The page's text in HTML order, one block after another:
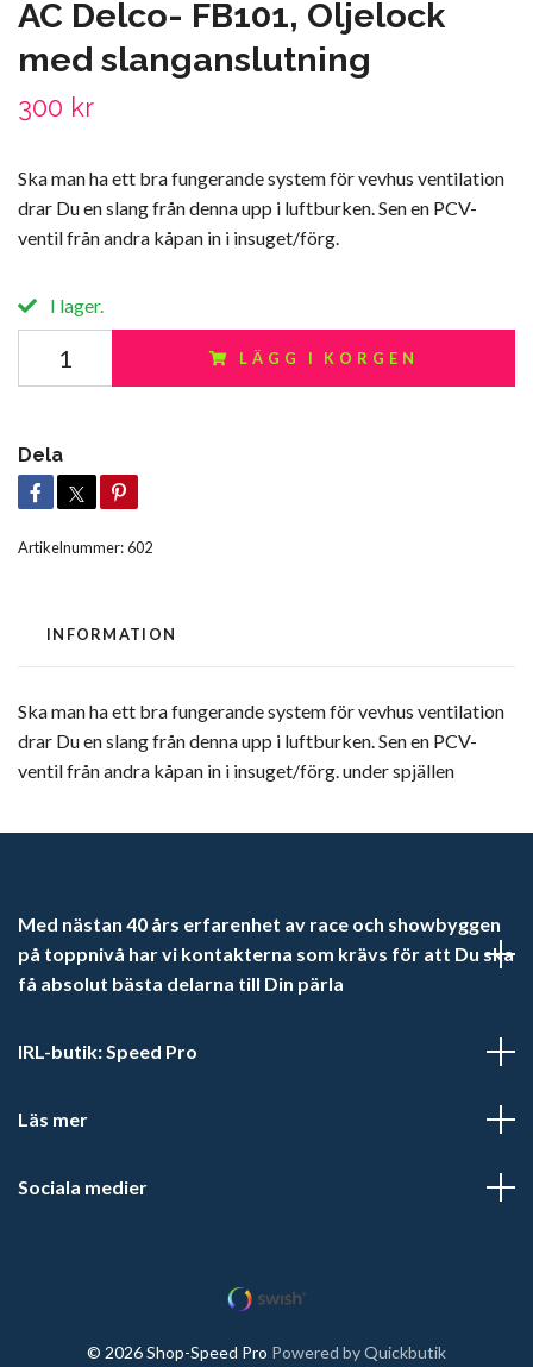
AC Delco- FB101, Oljelock
med slanganslutning
300 kr
Ska man ha ett bra fungerande system för vevhus ventilation
drar Du en slang från denna upp i luftburken. Sen en PCV-
ventil från andra kåpan in i insuget/förg.
I lager.
LÄGG I KORGEN
Dela
Artikelnummer:602
INFORMATION
Ska man ha ett bra fungerande system för vevhus ventilation
drar Du en slang från denna upp i luftburken. Sen en PCV-
ventil från andra kåpan in i insuget/förg. under spjällen
Med nästan 40 års erfarenhet av race och showbyggen
på toppnivå har vi kontakterna som krävs för att Du ska
få absolut bästa delarna till Din pärla
IRL-butik: Speed Pro
Läs mer
Sociala medier
© 2026 Shop-Speed Pro Powered by Quickbutik